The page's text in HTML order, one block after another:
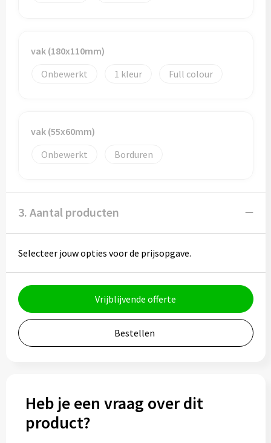
Zelfklevende memo's
Notablokken
Eten & drinken
Drinkbekers
Thermosflessen
Thermosbekers
Mokken & kopjes
Snoep
vak (180x110mm)
Onbewerkt
1 Full colour
vak (55x60mm)
Onbewerkt
Borduren
3. Aantal producten
Selecteer jouw opties voor de prijsopgave.
Vrijblijvende offerte
Bestellen
Heb je een vraag over dit
product?